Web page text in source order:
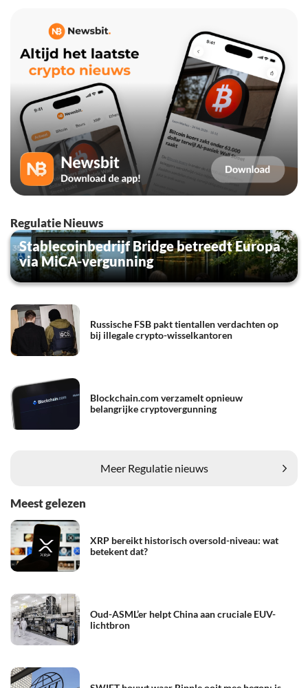
Regulatie Nieuws
Stablecoinbedrijf Bridge betreedt Europa
via MiCA-vergunning
Russische FSB pakt tientallen verdachten op
bij illegale crypto-wisselkantoren
Blockchain.com verzamelt opnieuw
belangrijke cryptovergunning
Meer Regulatie nieuws
Meest gelezen
XRP bereikt historisch oversold-niveau: wat
betekent dat?
Oud-ASML’er helpt China aan cruciale EUV-
lichtbron